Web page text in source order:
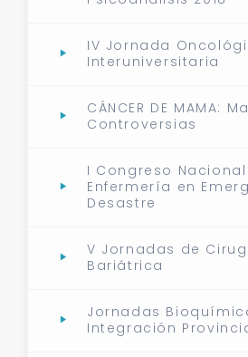
IV Jornada
Interuniversitaria
CÁNCER DE MAMA:
Controversias
I Congreso
Enfermería en
Desastre
V Jornadas de
Bariátrica
Jornadas
Integración